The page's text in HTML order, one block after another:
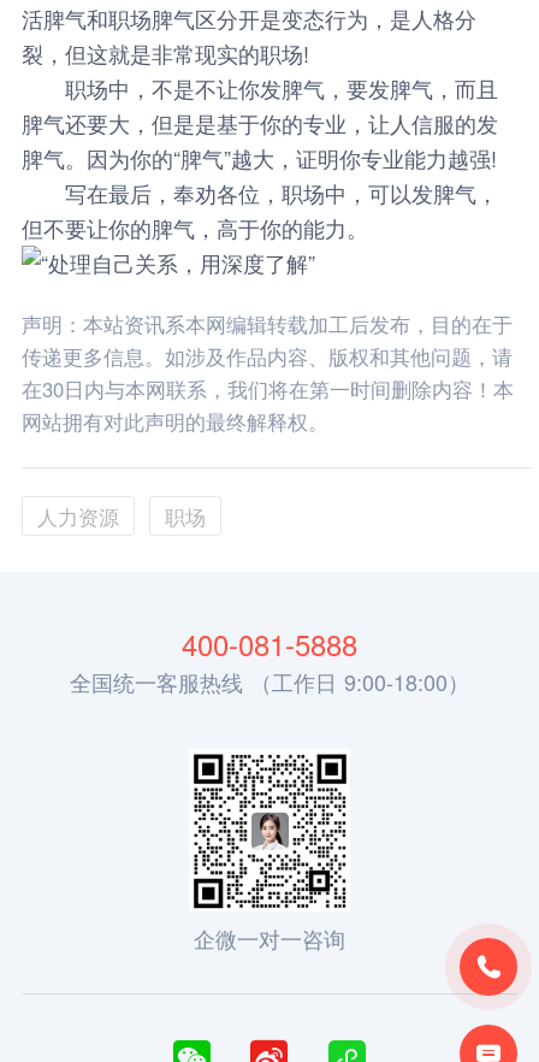
活脾气和职场脾气区分开是变态行为，是人格分
裂，但这就是非常现实的职场!
职场中，不是不让你发脾气，要发脾气，而且
脾气还要大，但是是基于你的专业，让人信服的发
脾气。因为你的“脾气”越大，证明你专业能力越强!
写在最后，奉劝各位，职场中，可以发脾气，
但不要让你的脾气，高于你的能力。
声明：本站资讯系本网编辑转载加工后发布，目的在于
传递更多信息。如涉及作品内容、版权和其他问题，请
在30日内与本网联系，我们将在第一时间删除内容！本
网站拥有对此声明的最终解释权。
人力资源 职场

400-081-5888
全国统一客服热线 （工作日 9:00-18:00）
企微一对一咨询